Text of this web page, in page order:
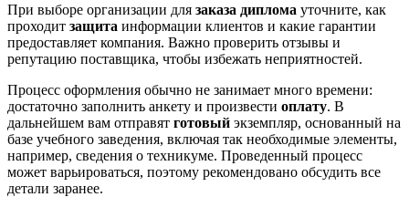
При выборе организации для заказа диплома уточните, как
проходит защита информации клиентов и какие гарантии
предоставляет компания. Важно проверить отзывы и
репутацию поставщика, чтобы избежать неприятностей.
Процесс оформления обычно не занимает много времени:
достаточно заполнить анкету и произвести оплату. В
дальнейшем вам отправят готовый экземпляр, основанный на
базе учебного заведения, включая так необходимые элементы,
например, сведения о техникуме. Проведенный процесс
может варьироваться, поэтому рекомендовано обсудить все
детали заранее.